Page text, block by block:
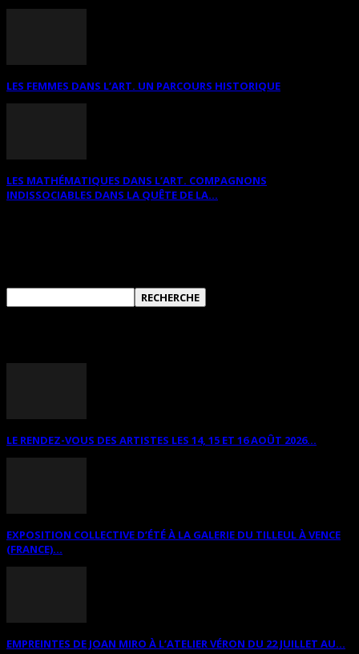
LES FEMMES DANS L’ART. UN PARCOURS HISTORIQUE
LES MATHÉMATIQUES DANS L’ART. COMPAGNONS
INDISSOCIABLES DANS LA QUÊTE DE LA...
LE RENDEZ-VOUS DES ARTISTES LES 14, 15 ET 16 AOÛT 2026...
EXPOSITION COLLECTIVE D’ÉTÉ À LA GALERIE DU TILLEUL À VENCE
(FRANCE)...
EMPREINTES DE JOAN MIRO À L’ATELIER VÉRON DU 22 JUILLET AU...